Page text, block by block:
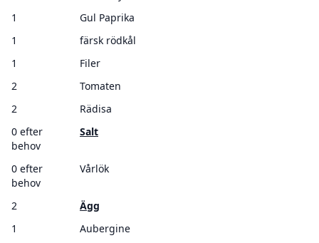
1
Gul Paprika
1
färsk rödkål
1
Filer
2
Tomaten
2
Rädisa
0 efter
behov
Salt
0 efter
behov
Vårlök
2
Ägg
1
Aubergine